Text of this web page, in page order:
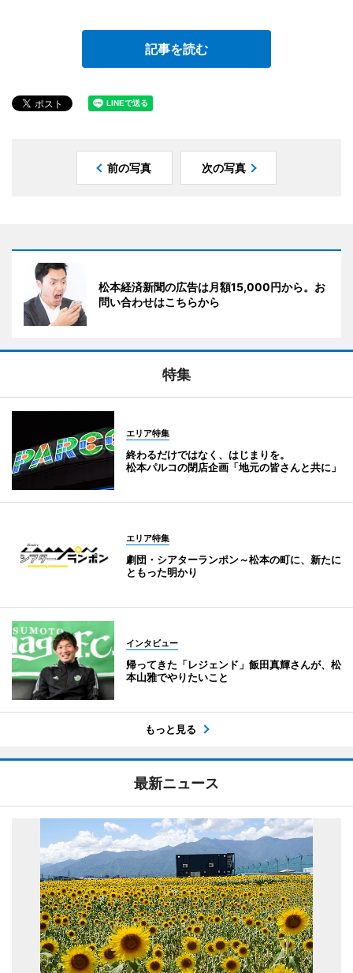
記事を読む
前の写真 次の写真
松本経済新聞の広告は月額15,000円から。お
問い合わせはこちらから
特集
エリア特集
終わるだけではなく、はじまりを。
松本パルコの閉店企画「地元の皆さんと共に」
エリア特集
劇団・シアターランポン～松本の町に、新たに
ともった明かり
インタビュー
帰ってきた「レジェンド」飯田真輝さんが、松
本山雅でやりたいこと
もっと見る
最新ニュース